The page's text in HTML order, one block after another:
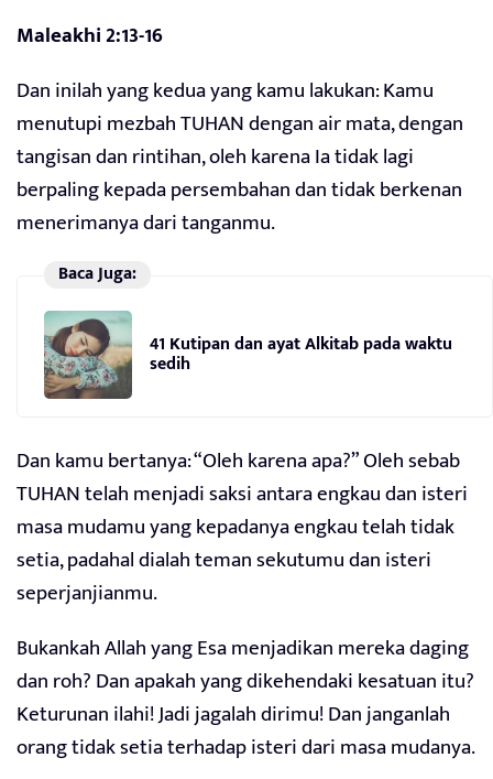
Maleakhi 2:13-16
Dan inilah yang kedua yang kamu lakukan: Kamu
menutupi mezbah TUHAN dengan air mata, dengan
tangisan dan rintihan, oleh karena Ia tidak lagi
berpaling kepada persembahan dan tidak berkenan
menerimanya dari tanganmu.
Baca Juga:
41 Kutipan dan ayat Alkitab pada waktu
sedih
Dan kamu bertanya: “Oleh karena apa?” Oleh sebab
TUHAN telah menjadi saksi antara engkau dan isteri
masa mudamu yang kepadanya engkau telah tidak
setia, padahal dialah teman sekutumu dan isteri
seperjanjianmu.
Bukankah Allah yang Esa menjadikan mereka daging
dan roh? Dan apakah yang dikehendaki kesatuan itu?
Keturunan ilahi! Jadi jagalah dirimu! Dan janganlah
orang tidak setia terhadap isteri dari masa mudanya.